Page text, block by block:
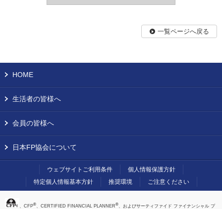
一覧ページへ戻る
HOME
生活者の皆様へ
会員の皆様へ
日本FP協会について
ウェブサイトご利用条件
個人情報保護方針
特定個人情報基本方針
推奨環境 ご注意ください
、CFP®、CERTIFIED FINANCIAL PLANNER®、およびサーティファイド ファイナンシャル プ